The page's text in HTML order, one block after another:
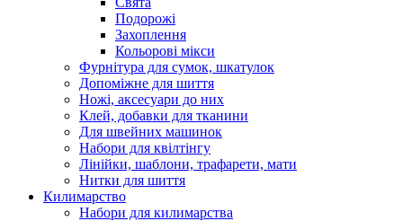
Подорожі
Захоплення
Кольорові мікси
Фурнітура для сумок, шкатулок
Допоміжне для шиття
Ножі, аксесуари до них
Клей, добавки для тканини
Для швейних машинок
Набори для квілтінгу
Лінійки, шаблони, трафарети, мати
Нитки для шиття
Килимарство
Набори для килимарства